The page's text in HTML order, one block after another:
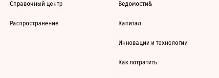
Справочный центр
Распространение
Ведомости&
Капитал
Инновации и технологии
Как потратить